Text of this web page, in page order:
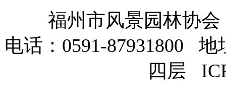
福州市风景园林协会
电话：0591-87931800
四层